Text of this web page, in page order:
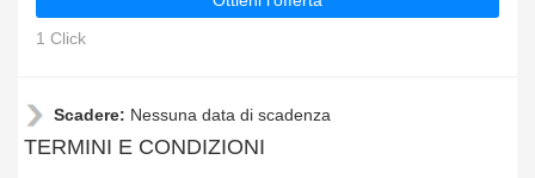
1 Click
Scadere: Nessuna data di scadenza
TERMINI E CONDIZIONI